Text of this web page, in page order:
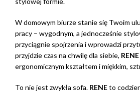
W domowym biurze stanie się Twoim
pracy – wygodnym, a jednocześnie
przyciągnie spojrzenia i wprowadzi
przyjdzie czas na chwilę dla siebie, RENE
ergonomicznym kształtem i miękkim,
To nie jest zwykła sofa. RENEto